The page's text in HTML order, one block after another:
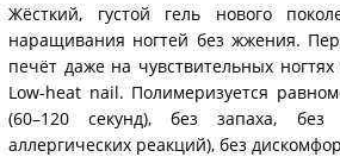
Жёсткий, густой гель нового
наращивания ногтей без жжения.
печёт даже на чувствительных ногтях
Low-heat nail. Полимеризуется
(60–120 секунд), без запаха,
аллергических реакций), без